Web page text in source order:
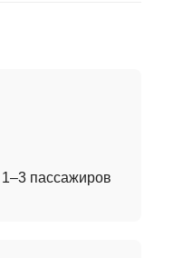
пассажиров